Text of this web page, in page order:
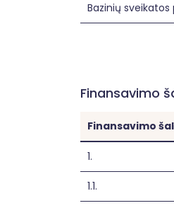
Bazinių
Finansavimo
Finansavimo
1.
1.1.